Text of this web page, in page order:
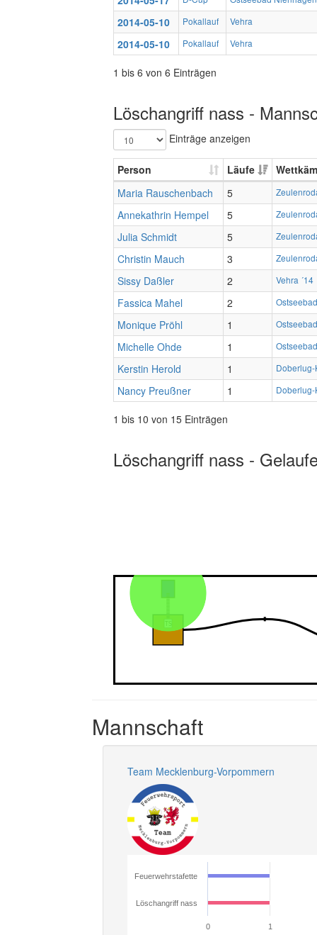
2014-05-10 Pokallauf Vehra
2014-05-10 Pokallauf Vehra
1 bis 6 von 6 Einträgen
Löschangriff nass -
Einträge anzeigen
Person Läufe
Maria Rauschenbach
5
Annekathrin Hempel 5
Julia Schmidt 5
Christin Mauch 3
Sissy Daßler 2 Vehra ´14
Fassica Mahel 2
Monique Pröhl 1
Michelle Ohde 1
Kerstin Herold 1 Doberlug-
Nancy Preußner 1 Doberlug-
1 bis 10 von 15 Einträgen
Löschangriff nass -
Mannschaft
Team Mecklenburg-Vorpommern
Feuerwehrstafette
Löschangriff nass
0 1